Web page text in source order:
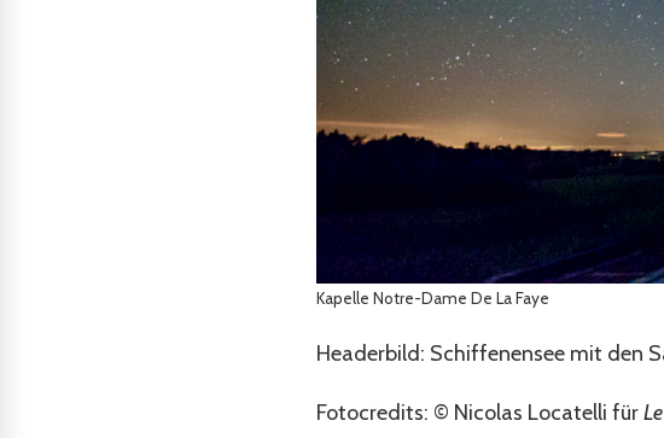
Kapelle Notre-Dame De La Faye
Headerbild: Schiffenensee mit den
Fotocredits: © Nicolas Locatelli für